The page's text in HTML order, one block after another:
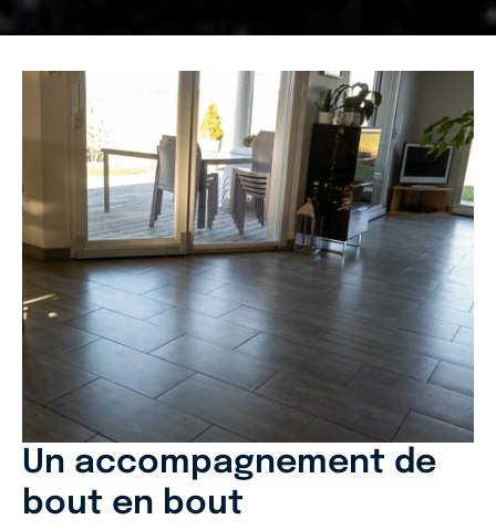
Un accompagnement de
bout en bout